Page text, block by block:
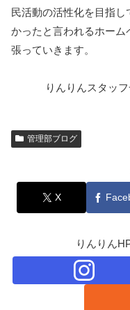
民活動の活性化を目指
かったと言われるホー
張っていきます。
りんりんスタッフ
管理部ブログ
X
りんりん